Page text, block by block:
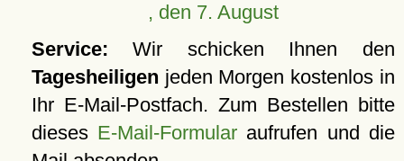
, den 7. August
Service: Wir schicken Ihnen den
Tagesheiligen jeden Morgen kostenlos in
Ihr E-Mail-Postfach. Zum Bestellen bitte
dieses E-Mail-Formular aufrufen und die